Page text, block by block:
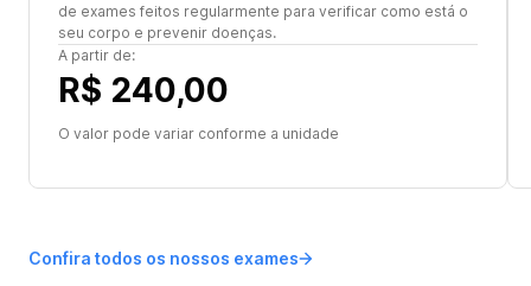
de exames feitos regularmente para verificar como está o
seu corpo e prevenir doenças.
A partir de:
R$ 240,00
O valor pode variar conforme a unidade
Confira todos os nossos exames